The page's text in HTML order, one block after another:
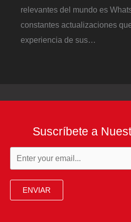
relevantes del mundo es
constantes actualizaciones
experiencia de sus…
Suscríbete a
ENVIAR